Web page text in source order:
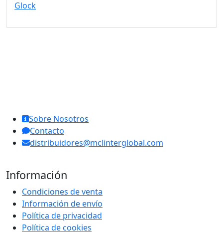
Glock
Sobre Nosotros
Contacto
distribuidores@mclinterglobal.com
Información
Condiciones de venta
Información de envío
Política de privacidad
Política de cookies